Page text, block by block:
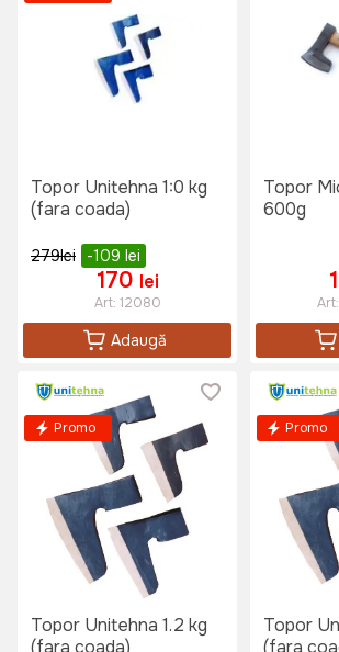
Topor Unitehna 1:0 kg
(fara coada)
279lei -109 lei
170 lei
Art: 12080
Adaugă
Topor
600g
Art:
Promo
Topor Unitehna 1.2 kg
(fara coada)
Promo
Topor
(fara